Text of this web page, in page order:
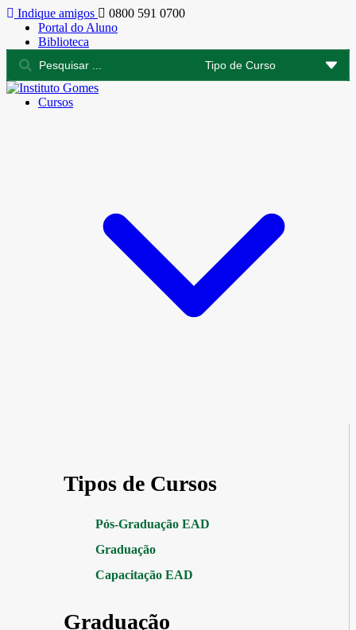
Indique amigos
0800 591 0700
Portal do Aluno
Biblioteca
Cursos
Tipos de Cursos
Pós-Graduação EAD
Graduação
Capacitação EAD
Graduação